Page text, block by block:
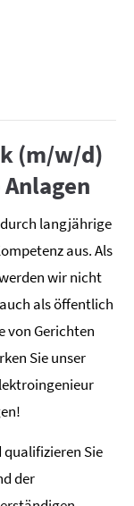
(m/w/d)
langjährige
aus. Als
wir nicht
als öffentlich
von Gerichten
Sie unser
Sie
der